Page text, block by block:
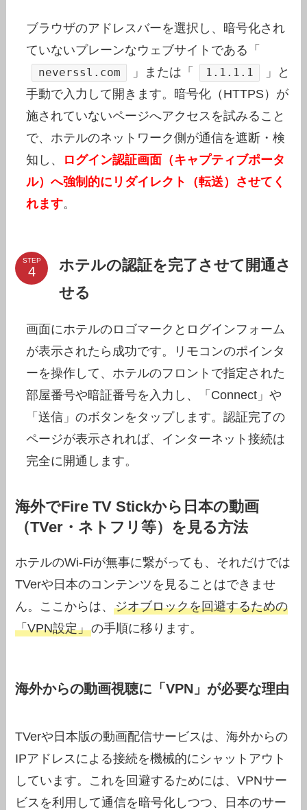
ブラウザのアドレスバーを選択し、暗号化され
ていないプレーンなウェブサイトである「
neverssl.com 」または「 1.1.1.1
」と
手動で入力して開きます。暗号化（HTTPS）が
施されていないページへアクセスを試みること
で、ホテルのネットワーク側が通信を遮断・検
知し、
ログイン認証画面（キャプティブポータ
ル）へ強制的にリダイレクト（転送）させてく
れます。
STEP
ホテルの認証を完了させて開通さ
せる
画面にホテルのロゴマークとログインフォーム
が表示されたら成功です。リモコンのポインタ
ーを操作して、ホテルのフロントで指定された
部屋番号や暗証番号を入力し、「Connect」や
「送信」のボタンをタップします。認証完了の
ページが表示されれば、インターネット接続は
完全に開通します。
海外でFire TV Stickから日本の動画
（TVer・ネトフリ等）を見る方法
ホテルのWi-Fiが無事に繋がっても、それだけでは
TVerや日本のコンテンツを見ることはできませ
ん。ここからは、ジオブロックを回避するための
「VPN設定」の手順に移ります。
海外からの動画視聴に「VPN」が必要な理由
TVerや日本版の動画配信サービスは、海外からの
IPアドレスによる接続を機械的にシャットアウト
しています。これを回避するためには、VPNサー
ビスを利用して通信を暗号化しつつ、日本のサー